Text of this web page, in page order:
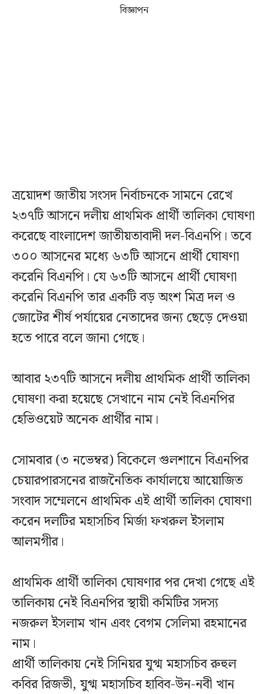
বিজ্ঞাপন
ত্রয়োদশ জাতীয় সংসদ নির্বাচনকে সামনে রেখে
২৩৭টি আসনে দলীয় প্রাথমিক প্রার্থী তালিকা ঘোষণা
করেছে বাংলাদেশ জাতীয়তাবাদী দল-বিএনপি। তবে
৩০০ আসনের মধ্যে ৬৩টি আসনে প্রার্থী ঘোষণা
করেনি বিএনপি। যে ৬৩টি আসনে প্রার্থী ঘোষণা
করেনি বিএনপি তার একটি বড় অংশ মিত্র দল ও
জোটের শীর্ষ পর্যায়ের নেতাদের জন্য ছেড়ে দেওয়া
হতে পারে বলে জানা গেছে।
আবার ২৩৭টি আসনে দলীয় প্রাথমিক প্রার্থী তালিকা
ঘোষণা করা হয়েছে সেখানে নাম নেই বিএনপির
হেভিওয়েট অনেক প্রার্থীর নাম।
সোমবার (৩ নভেম্বর) বিকেলে গুলশানে বিএনপির
চেয়ারপারসনের রাজনৈতিক কার্যালয়ে আয়োজিত
সংবাদ সম্মেলনে প্রাথমিক এই প্রার্থী তালিকা ঘোষণা
করেন দলটির মহাসচিব মির্জা ফখরুল ইসলাম
আলমগীর।
প্রাথমিক প্রার্থী তালিকা ঘোষণার পর দেখা গেছে এই
তালিকায় নেই বিএনপির স্থায়ী কমিটির সদস্য
নজরুল ইসলাম খান এবং বেগম সেলিমা রহমানের
নাম।
প্রার্থী তালিকায় নেই সিনিয়র যুগ্ম মহাসচিব রুহুল
কবির রিজভী, যুগ্ম মহাসচিব হাবিব-উন-নবী খান